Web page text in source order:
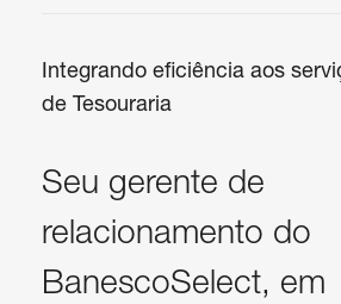
Integrando eficiência aos
de Tesouraria
Seu gerente de
relacionamento do
BanescoSelect, em